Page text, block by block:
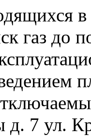
газ до
7 ул.